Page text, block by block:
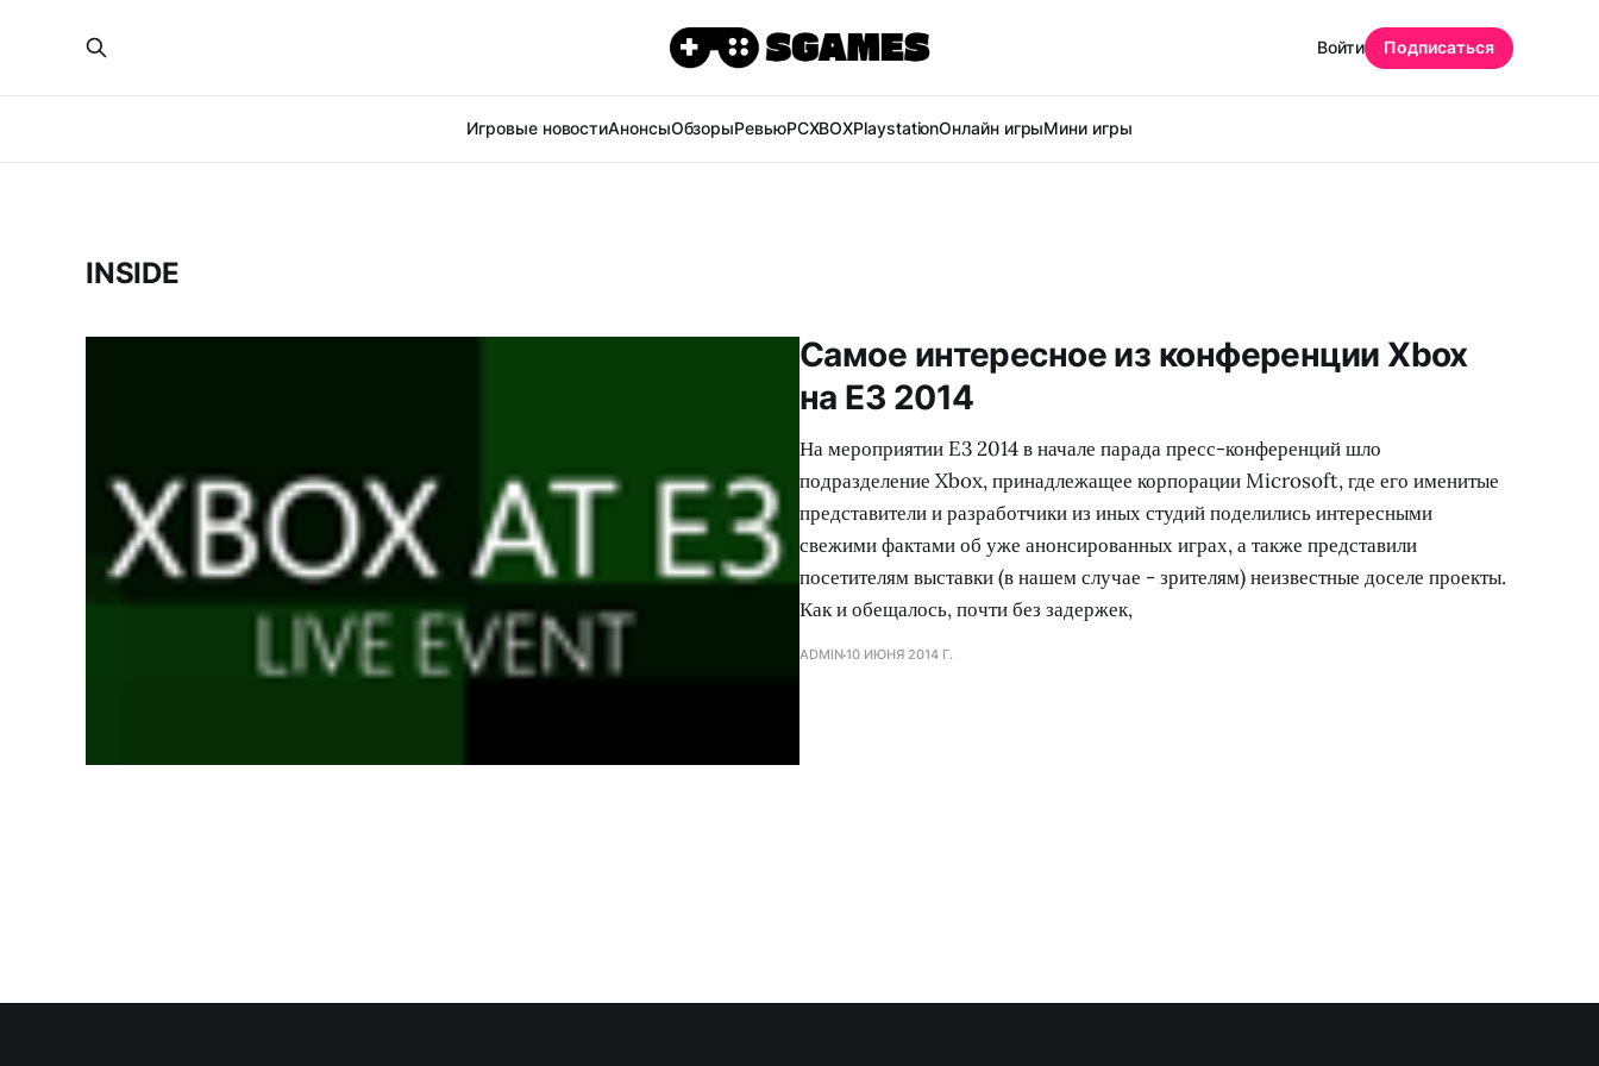
Игровые новостиАнонсыОбзорыРевьюPCXBOXPlaystationОнлайн игрыМини игры
Войти Подписаться
INSIDE
Самое интересное из конференции Xbox
на E3 2014
На мероприятии E3 2014 в начале парада пресс-конференций шло
подразделение Xbox, принадлежащее корпорации Microsoft, где его именитые
представители и разработчики из иных студий поделились интересными
свежими фактами об уже анонсированных играх, а также представили
посетителям выставки (в нашем случае - зрителям) неизвестные доселе проекты.
Как и обещалось, почти без задержек,
ADMIN10 ИЮНЯ 2014 Г.